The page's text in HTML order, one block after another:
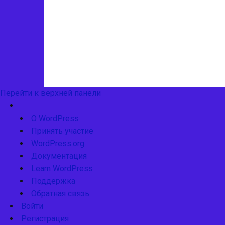
Перейти к верхней панели
WordPress
О WordPress
Принять участие
WordPress.org
Документация
Learn WordPress
Поддержка
Обратная связь
Войти
Регистрация